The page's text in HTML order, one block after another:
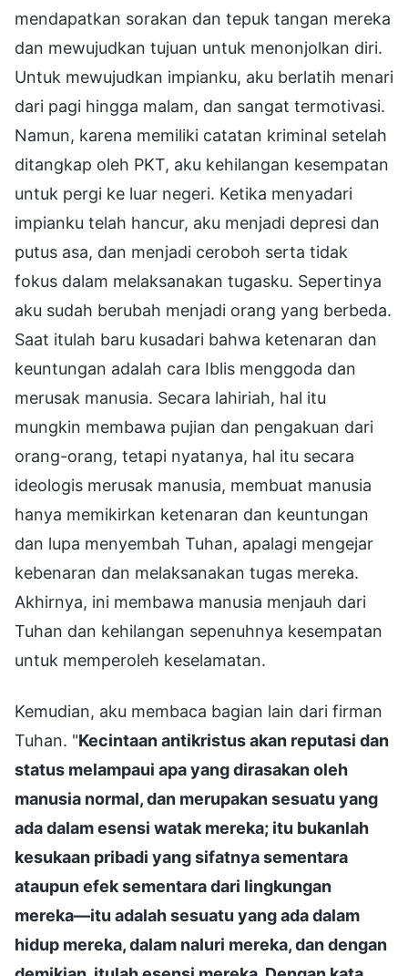
mendapatkan sorakan dan tepuk tangan mereka
dan mewujudkan tujuan untuk menonjolkan diri.
Untuk mewujudkan impianku, aku berlatih menari
dari pagi hingga malam, dan sangat termotivasi.
Namun, karena memiliki catatan kriminal setelah
ditangkap oleh PKT, aku kehilangan kesempatan
untuk pergi ke luar negeri. Ketika menyadari
impianku telah hancur, aku menjadi depresi dan
putus asa, dan menjadi ceroboh serta tidak
fokus dalam melaksanakan tugasku. Sepertinya
aku sudah berubah menjadi orang yang berbeda.
Saat itulah baru kusadari bahwa ketenaran dan
keuntungan adalah cara Iblis menggoda dan
merusak manusia. Secara lahiriah, hal itu
mungkin membawa pujian dan pengakuan dari
orang-orang, tetapi nyatanya, hal itu secara
ideologis merusak manusia, membuat manusia
hanya memikirkan ketenaran dan keuntungan
dan lupa menyembah Tuhan, apalagi mengejar
kebenaran dan melaksanakan tugas mereka.
Akhirnya, ini membawa manusia menjauh dari
Tuhan dan kehilangan sepenuhnya kesempatan
untuk memperoleh keselamatan.
Kemudian, aku membaca bagian lain dari firman
Tuhan. "Kecintaan antikristus akan reputasi dan
status melampaui apa yang dirasakan oleh
manusia normal, dan merupakan sesuatu yang
ada dalam esensi watak mereka; itu bukanlah
kesukaan pribadi yang sifatnya sementara
ataupun efek sementara dari lingkungan
mereka—itu adalah sesuatu yang ada dalam
hidup mereka, dalam naluri mereka, dan dengan